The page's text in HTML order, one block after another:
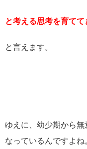
と考える思考を育てて
と言えます。
ゆえに、幼少期から無
なっているんですよね